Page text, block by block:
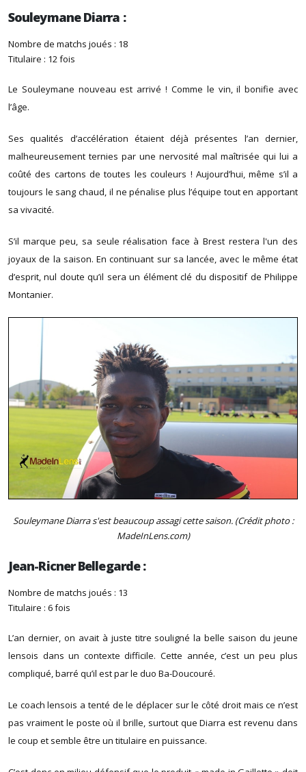
Souleymane Diarra :
Nombre de matchs joués : 18
Titulaire : 12 fois
Le Souleymane nouveau est arrivé ! Comme le vin, il bonifie avec
l’âge.
Ses qualités d’accélération étaient déjà présentes l’an dernier,
malheureusement ternies par une nervosité mal maîtrisée qui lui a
coûté des cartons de toutes les couleurs ! Aujourd’hui, même s’il a
toujours le sang chaud, il ne pénalise plus l’équipe tout en apportant
sa vivacité.
S’il marque peu, sa seule réalisation face à Brest restera l'un des
joyaux de la saison. En continuant sur sa lancée, avec le même état
d’esprit, nul doute qu’il sera un élément clé du dispositif de Philippe
Montanier.
Souleymane Diarra s'est beaucoup assagi cette saison. (Crédit photo :
MadeInLens.com)
Jean-Ricner Bellegarde :
Nombre de matchs joués : 13
Titulaire : 6 fois
L’an dernier, on avait à juste titre souligné la belle saison du jeune
lensois dans un contexte difficile. Cette année, c’est un peu plus
compliqué, barré qu’il est par le duo Ba-Doucouré.
Le coach lensois a tenté de le déplacer sur le côté droit mais ce n’est
pas vraiment le poste où il brille, surtout que Diarra est revenu dans
le coup et semble être un titulaire en puissance.